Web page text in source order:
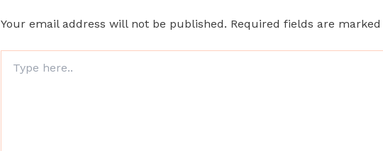
Your email address will not be published. Required fields are marked
here..